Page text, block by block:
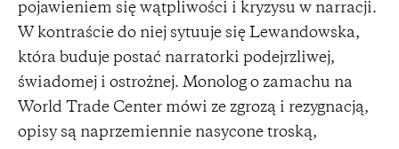
pojawieniem się wątpliwości i kryzysu w narracji.
W kontraście do niej sytuuje się Lewandowska,
która buduje postać narratorki podejrzliwej,
świadomej i ostrożnej. Monolog o zamachu na
World Trade Center mówi ze zgrozą i rezygnacją,
opisy są naprzemiennie nasycone troską,